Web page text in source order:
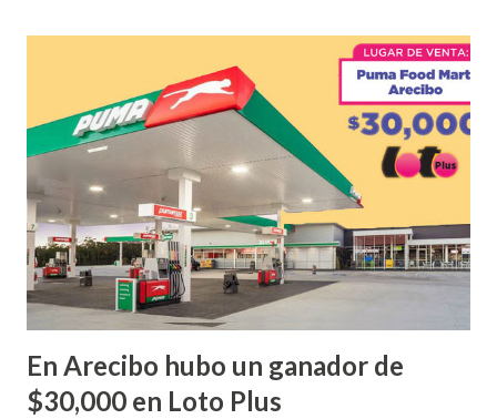
ganador fue vendido en la farmacia Yarimar de la
Urbanización Las Lomas en el Municipio de San Juan
¡Enhorabuena que lo disfrute!
...
En Arecibo hubo un ganador de
$30,000 en Loto Plus